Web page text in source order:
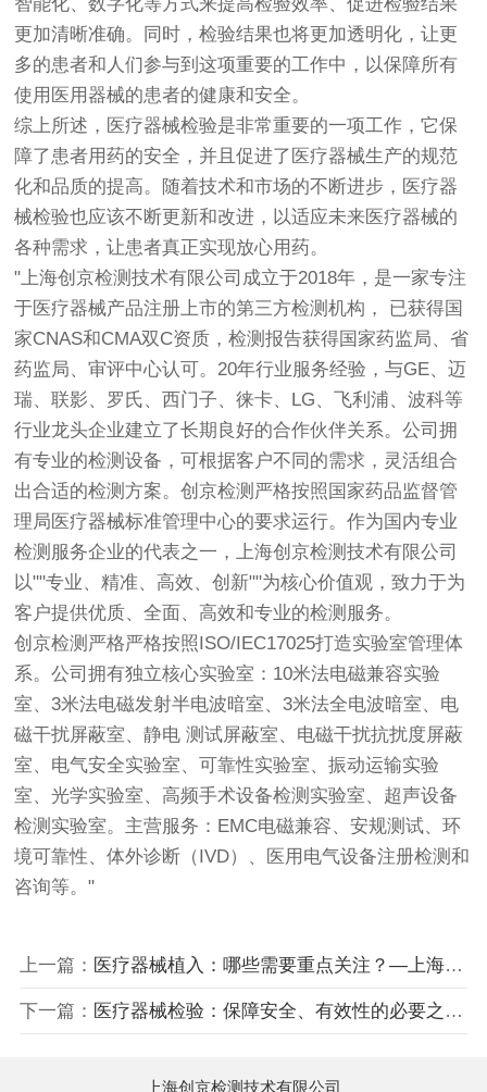
智能化、数字化等方式来提高检验效率、促进检验结果
更加清晰准确。同时，检验结果也将更加透明化，让更
多的患者和人们参与到这项重要的工作中，以保障所有
使用医用器械的患者的健康和安全。
综上所述，医疗器械检验是非常重要的一项工作，它保
障了患者用药的安全，并且促进了医疗器械生产的规范
化和品质的提高。随着技术和市场的不断进步，医疗器
械检验也应该不断更新和改进，以适应未来医疗器械的
各种需求，让患者真正实现放心用药。
"上海创京检测技术有限公司成立于2018年，是一家专注
于医疗器械产品注册上市的第三方检测机构， 已获得国
家CNAS和CMA双C资质，检测报告获得国家药监局、省
药监局、审评中心认可。20年行业服务经验，与GE、迈
瑞、联影、罗氏、西门子、徕卡、LG、飞利浦、波科等
行业龙头企业建立了长期良好的合作伙伴关系。公司拥
有专业的检测设备，可根据客户不同的需求，灵活组合
出合适的检测方案。创京检测 严格按照国家药品监督管
理局医疗器械标准管理中心的要求运行。作为国内专业
检测服务企业的代表之一，上海创京检测技术有限公司
以""专业、精准、高效、创新""为核心价值观，致力于为
客户提供优质、全面、高效和专业的检测服务。
创京检测 严格严格按照ISO/IEC17025打造实验室管理体
系。公司拥有独立核心实验室：10米法电磁兼容实验
室、3米法电磁发射半电波暗室、3米法全电波暗室、电
磁干扰屏蔽室、静电 测试屏蔽室、电磁干扰抗扰度屏蔽
室、电气安全实验室、可靠性实验室、振动运输实验
室、光学实验室、高频手术设备检测实验室、超声设备
检测实验室。主营服务：EMC电磁兼容、安规测试、环
境可靠性、体外诊断（IVD）、医用电气设备注册检测和
咨询等。"
上一篇： 医疗器械植入：哪些需要重点关注？—上海创京医疗器械检测认证
下一篇： 医疗器械检验：保障安全、有效性的必要之举—上海创京医疗器械第三方检测
上海创京检测技术有限公司